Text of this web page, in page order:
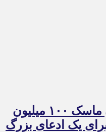
یک ساعت از زمان ایلان ماسک ۱۰۰ میلیون
یک ادعای بزرگ